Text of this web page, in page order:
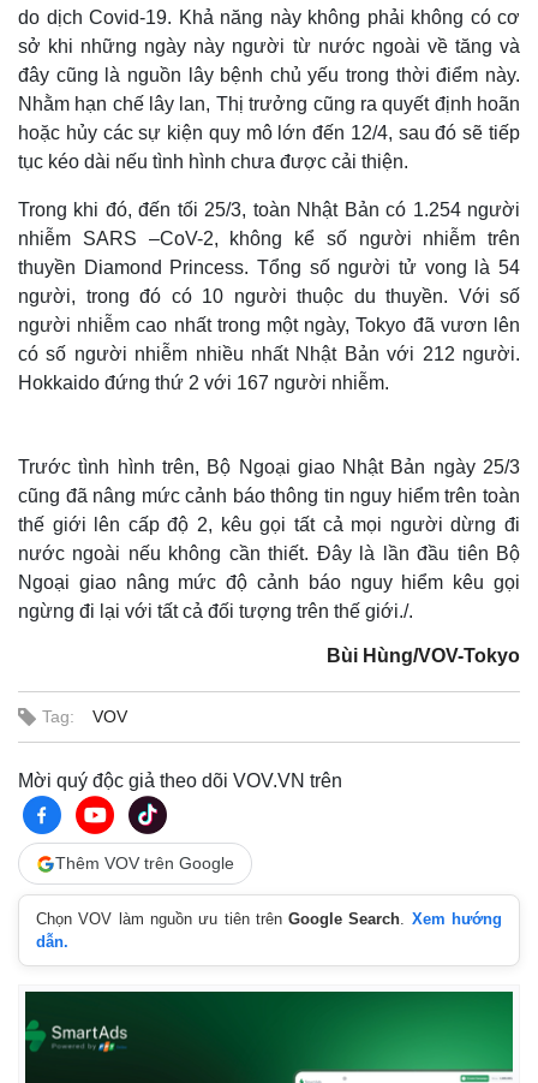
Thế giới
Quan sát
Multimedia
Video
do dịch Covid-19. Khả năng này không phải không có cơ
sở khi những ngày này người từ nước ngoài về tăng và
đây cũng là nguồn lây bệnh chủ yếu trong thời điểm này.
Nhằm hạn chế lây lan, Thị trưởng cũng ra quyết định hoãn
hoặc hủy các sự kiện quy mô lớn đến 12/4, sau đó sẽ tiếp
tục kéo dài nếu tình hình chưa được cải thiện.
Trong khi đó, đến tối 25/3, toàn Nhật Bản có 1.254 người
nhiễm SARS –CoV-2, không kể số người nhiễm trên
thuyền Diamond Princess. Tổng số người tử vong là 54
người, trong đó có 10 người thuộc du thuyền. Với số
người nhiễm cao nhất trong một ngày, Tokyo đã vươn lên
có số người nhiễm nhiều nhất Nhật Bản với 212 người.
Hokkaido đứng thứ 2 với 167 người nhiễm.
Trước tình hình trên, Bộ Ngoại giao Nhật Bản ngày 25/3
cũng đã nâng mức cảnh báo thông tin nguy hiểm trên toàn
thế giới lên cấp độ 2, kêu gọi tất cả mọi người dừng đi
nước ngoài nếu không cần thiết. Đây là lần đầu tiên Bộ
Ngoại giao nâng mức độ cảnh báo nguy hiểm kêu gọi
ngừng đi lại với tất cả đối tượng trên thế giới./.
Bùi Hùng/VOV-Tokyo
Tag: VOV
Mời quý độc giả theo dõi VOV.VN trên
Thêm VOV trên Google
Chọn VOV làm nguồn ưu tiên trênGoogle Search. Xem hướng
dẫn.